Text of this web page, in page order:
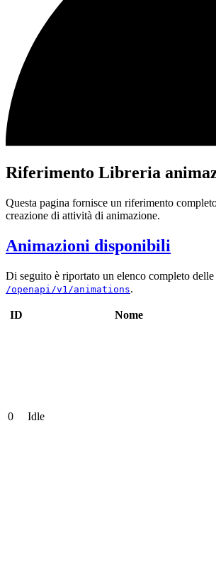
Riferimento Libreria
Questa pagina fornisce un riferimento
creazione di attività di animazione.
Animazioni disponibili
Di seguito è riportato un elenco completo
/openapi/v1/animations.
ID Nome
0 Idle